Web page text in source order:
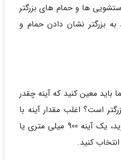
ها و حمام های بزرگتر
بزرگتر نشان دادن حمام و
معین کنید که آینه چقدر
است؟ اغلب مقدار آینه با
مقدار روشویی هماهنگ می گردد. به عنوان مثال، اگر یک روشویی با عرض 900 میلی متر دارید، یک آینه 900 میلی متری یا
کنید.